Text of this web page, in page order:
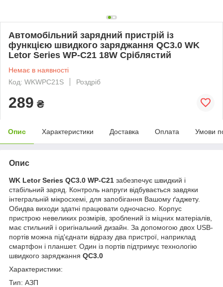
Автомобільний зарядний пристрій із
функцією швидкого заряджання QC3.0 WK
Letor Series WP-C21 18W Сріблястий
Немає в наявності
Код: WKWPC21S
Роздріб
289 ₴
Опис Характеристики Доставка Оплата Умови
Опис
WK Letor Series QC3.0 WP-C21 забезпечує швидкий і
стабільний заряд. Контроль напруги відбувається завдяки
інтегральній мікросхемі, для запобігання Вашому ґаджету.
Обидва виходи здатні працювати одночасно. Корпус
пристрою невеликих розмірів, зроблений із міцних матеріалів,
має стильний і оригінальний дизайн. За допомогою двох USB-
портів можна під'єднати відразу два пристрої, наприклад
смартфон і планшет. Один із портів підтримує технологію
швидкого заряджання QC3.0
Характеристики:
Тип: АЗП